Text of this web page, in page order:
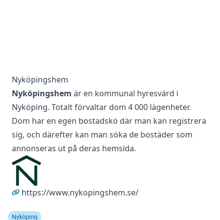
Nyköpingshem
Nyköpingshem är en kommunal hyresvärd i
Nyköping. Totalt förvaltar dom 4 000 lägenheter.
Dom har en egen bostadskö där man kan registrera
sig, och därefter kan man söka de bostäder som
annonseras ut på deras hemsida.
https://www.nykopingshem.se/
Nyköping